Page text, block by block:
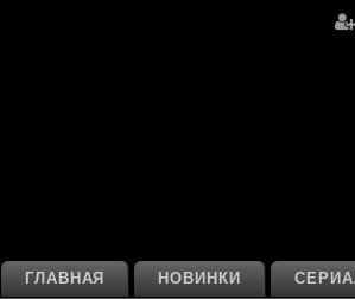
НОВИНКИ
ГЛАВНАЯ